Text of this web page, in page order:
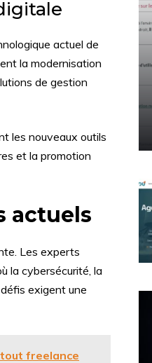
actuel de
la modernisation
de gestion
les nouveaux outils
et la promotion
actuels
Les experts
la cybersécurité, la
exigent une
freelance